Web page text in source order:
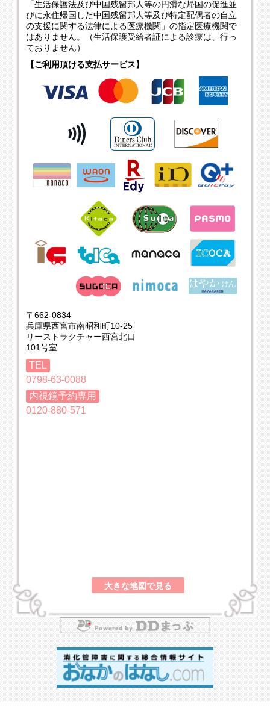
「生活保護法及び中国残留邦人等の円滑な帰国の促進並
びに永住帰国した中国残留邦人等及び特定配偶者の自立
の支援に関する法律による医療機関」の指定医療機関で
はありません。（生活保護受給者証による診療は、行っ
ておりません）
【ご利用頂ける支払サービス】
〒662-0834
兵庫県西宮市南昭和町10-25
リーストラクチャー西宮北口
101号室
TEL
0798-63-0088
内視鏡予約専用
0120-880-571
大きな地図で見る